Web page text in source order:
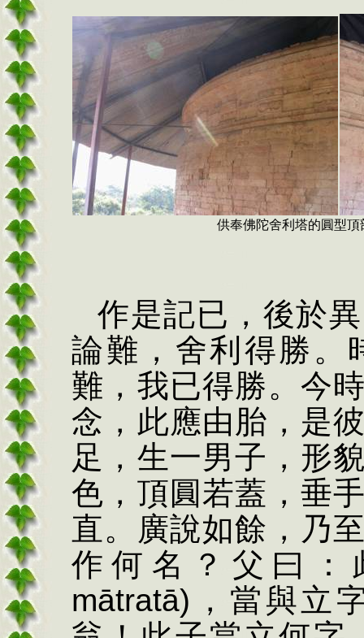
供奉佛陀舍利塔的圓型
作是記已，後於
論難，舍利得勝。
難，我已得勝。今
念，此應由胎，是
足，生一男子，形
色，頂圓若蓋，垂
直。廣說如餘，乃
作何名？父曰
mātratā) ，當與立